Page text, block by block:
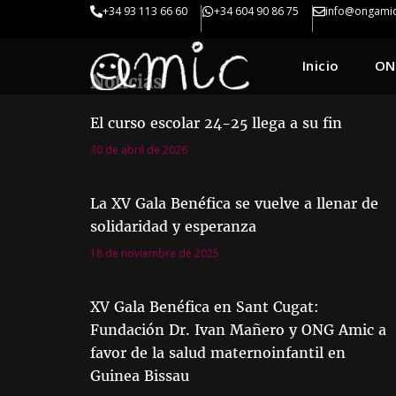
+34 93 113 66 60 +34 604 90 86 75
Inicio
Noticias
El curso escolar 24-25 llega a su fin
30 de abril de 2026
La XV Gala Benéfica se vuelve a llenar de
solidaridad y esperanza
18 de noviembre de 2025
XV Gala Benéfica en Sant Cugat:
Fundación Dr. Ivan Mañero y ONG Amic a
favor de la salud maternoinfantil en
Guinea Bissau